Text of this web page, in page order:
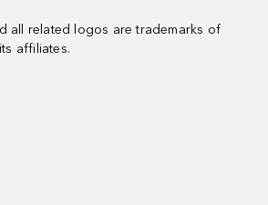
all related logos are trademarks of
affiliates.